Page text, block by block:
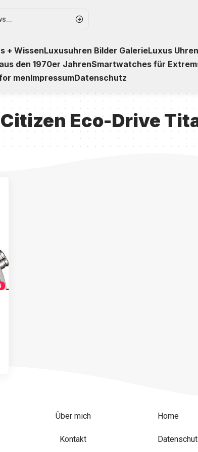
+ WissenLuxusuhren Bilder GalerieLuxus
den 1970er JahrenSmartwatches für
menImpressumDatenschutz
Citizen Eco-Drive
Über mich
Kontakt
Home